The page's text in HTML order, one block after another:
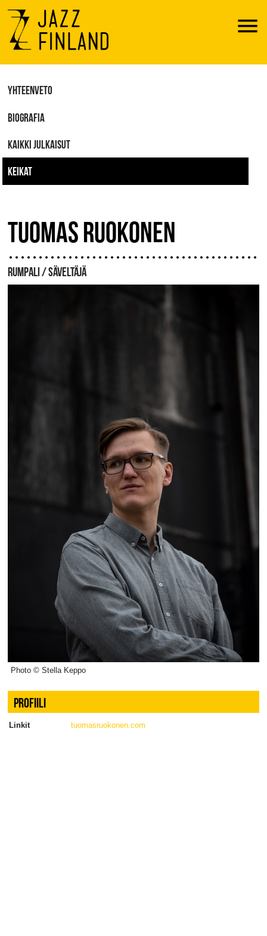
Menu
YHTEENVETO
BIOGRAFIA
KAIKKI JULKAISUT
KEIKAT
TUOMAS RUOKONEN
RUMPALI / SÄVELTÄJÄ
Photo © Stella Keppo
PROFIILI
Linkit tuomasruokonen.com